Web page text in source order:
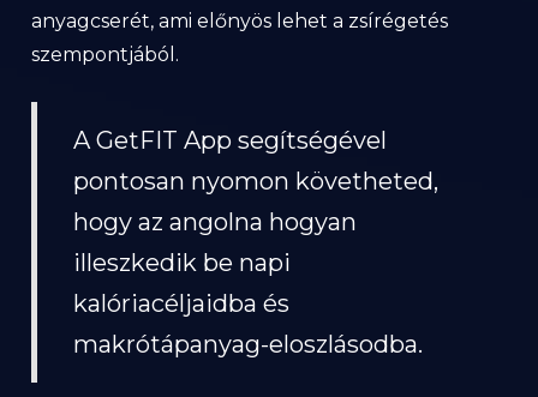
anyagcserét, ami előnyös lehet a zsírégetés
szempontjából.
A GetFIT App segítségével
pontosan nyomon követheted,
hogy az angolna hogyan
illeszkedik be napi
kalóriacéljaidba és
makrótápanyag-eloszlásodba.